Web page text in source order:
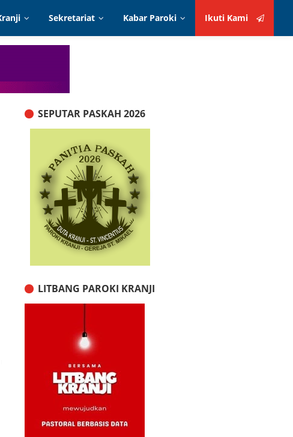
Pelindung
Sekretariat
Formulir Panduan
Layanan Sakramen
Alur Proses Biduk
Logo Paroki
Teks Misa
Kabar Paroki
Serba Serbi
Prosedur Posting Artikel!
Kontak
Ikuti Kami
SEPUTAR PASKAH 2026
LITBANG PAROKI KRANJI